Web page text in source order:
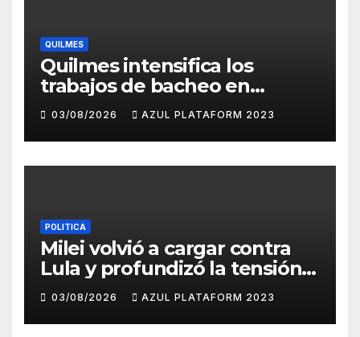
QUILMES
Quilmes intensifica los
trabajos de bacheo en
distintos barrios
03/08/2026 AZUL PLATAFORM 2023
POLITICA
Milei volvió a cargar contra
Lula y profundizó la tensión
con Brasil
03/08/2026 AZUL PLATAFORM 2023